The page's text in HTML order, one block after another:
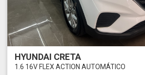
HYUNDAI CRETA
1.6 16V FLEX ACTION AUTOMÁTICO